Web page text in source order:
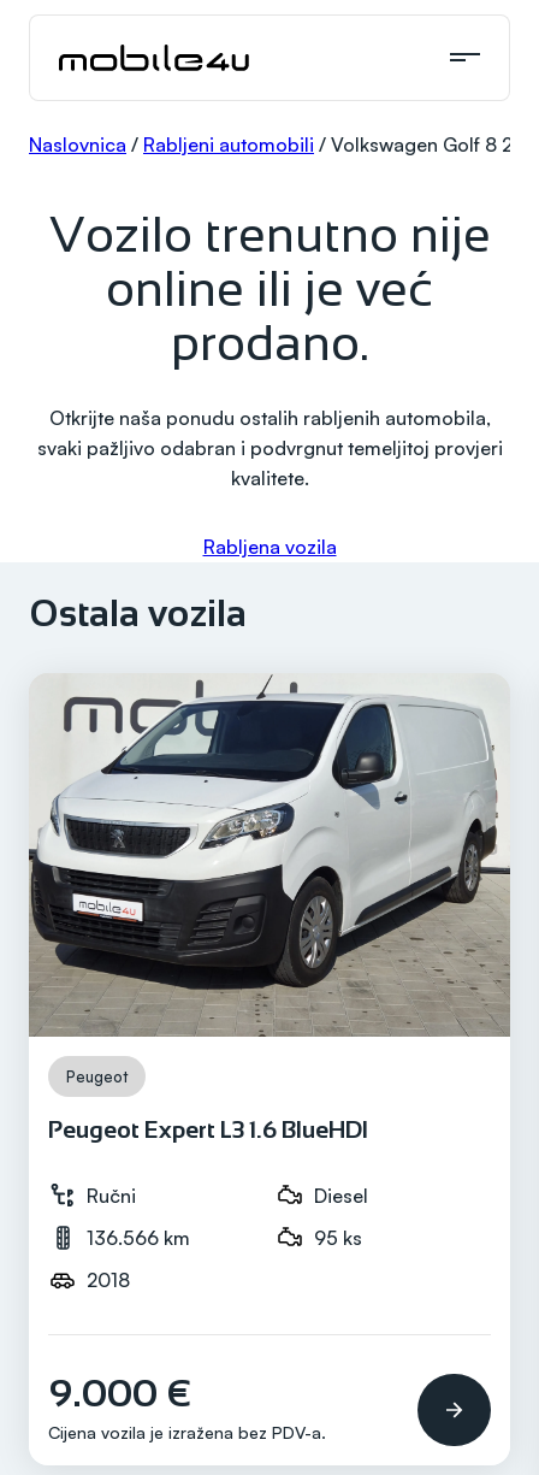
Skoči
sadržaja
Naslovnica / Rabljeni automobili / Volkswagen Golf 8 2.0
Vozilo trenutno nije
online ili je već
prodano.
Otkrijte naša ponudu ostalih rabljenih automobila,
svaki pažljivo odabran i podvrgnut temeljitoj provjeri
kvalitete.
Rabljena vozila
Ostala vozila
Peugeot
Peugeot Expert L3 1.6 BlueHDI
Ručni
Diesel
136.566 km
95 ks
2018
9.000 €
Cijena vozila je izražena bez PDV-a.